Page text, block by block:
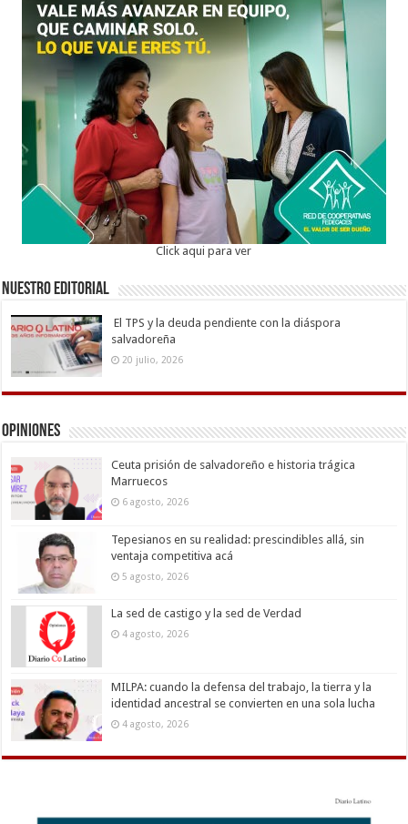
Click aqui para ver
Nuestro Editorial
El TPS y la deuda pendiente con la diáspora
salvadoreña
20 julio, 2026
Opiniones
Ceuta prisión de salvadoreño e historia trágica
Marruecos
6 agosto, 2026
Tepesianos en su realidad: prescindibles allá, sin
ventaja competitiva acá
5 agosto, 2026
La sed de castigo y la sed de Verdad
4 agosto, 2026
MILPA: cuando la defensa del trabajo, la tierra y la
identidad ancestral se convierten en una sola lucha
4 agosto, 2026